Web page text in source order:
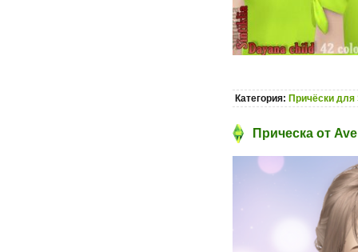
Категория: Причёски для
Прическа от